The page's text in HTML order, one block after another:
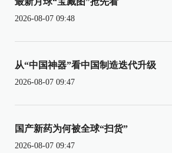
2026-08-07 09:48
从“中国神器”看中国制造迭代升级
2026-08-07 09:47
国产新药为何被全球“扫货”
2026-08-07 09:47